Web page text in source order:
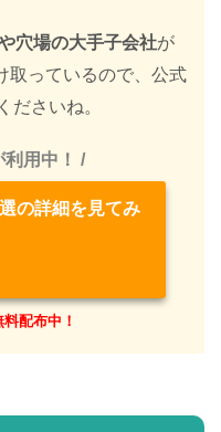
穴場の大手子会社が
取っているので、公式
ださいね。
利用中！ /
の詳細を見てみ
配布中！